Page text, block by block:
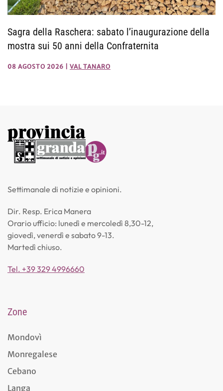
Sagra della Raschera: sabato l’inaugurazione della
mostra sui 50 anni della Confraternita
08 AGOSTO 2026 VAL TANARO
Settimanale di notizie e opinioni.
Dir. Resp. Erica Manera
Orario ufficio: lunedì e mercoledì 8,30-12,
giovedì, venerdì e sabato 9-13.
Martedì chiuso.
Tel. +39 329 4996660
Zone
Mondovì
Monregalese
Cebano
Langa